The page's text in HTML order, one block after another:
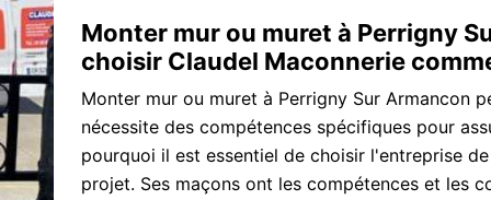
Monter mur ou muret à Perrigny
choisir Claudel Maconnerie
Monter mur ou muret à Perrigny Sur Armancon
nécessite des compétences spécifiques pour
pourquoi il est essentiel de choisir l'entreprise
projet. Ses maçons ont les compétences et les